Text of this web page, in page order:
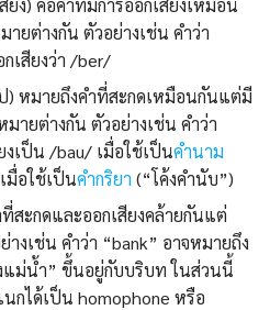
ยง) คือคำที่มีการออกเสียงเหมือน
ยต่างกัน ตัวอย่างเช่น คำว่า
เสียงว่า /ber/
) หมายถึงคำที่สะกดเหมือนกันแต่มี
มายต่างกัน ตัวอย่างเช่น คำว่า
งเป็น /bau/ เมื่อใช้เป็นคำนาม
มื่อใช้เป็นคำกริยา (“โค้งคำนับ”)
สะกดและออกเสียงคล้ายกันแต่
งเช่น คำว่า “bank” อาจหมายถึง
แม่น้ำ” ขึ้นอยู่กับบริบท ในส่วนนี้
กได้เป็น homophone หรือ